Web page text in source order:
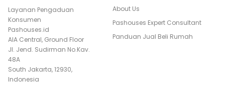
Layanan Pengaduan
Konsumen
Pashouses.id
AIA Central, Ground Floor
Jl. Jend. Sudirman No.Kav.
48A
South Jakarta, 12930,
Indonesia
About Us
Pashouses Expert Consultant
Panduan Jual Beli Rumah